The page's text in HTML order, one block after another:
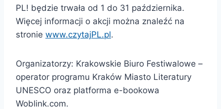
PL! będzie trwała od 1 do 31 października.
Więcej informacji o akcji można znaleźć na
stronie www.czytajPL.pl.
Organizatorzy: Krakowskie Biuro Festiwalowe –
operator programu Kraków Miasto Literatury
UNESCO oraz platforma e-bookowa
Woblink.com.